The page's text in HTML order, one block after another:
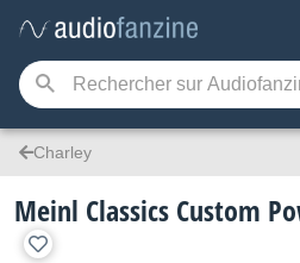
Charley
Meinl Classics Custom